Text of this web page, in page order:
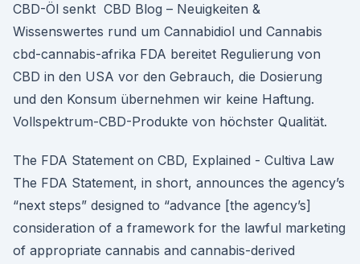
CBD-Öl senkt CBD Blog – Neuigkeiten &
Wissenswertes rund um Cannabidiol und Cannabis
cbd-cannabis-afrika FDA bereitet Regulierung von
CBD in den USA vor den Gebrauch, die Dosierung
und den Konsum übernehmen wir keine Haftung.
Vollspektrum-CBD-Produkte von höchster Qualität.
The FDA Statement on CBD, Explained - Cultiva Law
The FDA Statement, in short, announces the agency’s
“next steps” designed to “advance [the agency’s]
consideration of a framework for the lawful marketing
of appropriate cannabis and cannabis-derived